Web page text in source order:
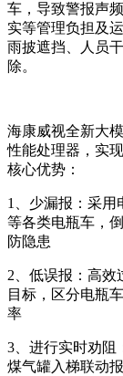
车，导致警报声
实等管理负担及
雨披遮挡、人员
除。
海康威视全新大
性能处理器，实
核心优势：
1、少漏报：采用
等各类电瓶车，
防隐患
2、低误报：高效
目标，区分电瓶
率
3、进行实时劝阻
煤气罐入梯联动